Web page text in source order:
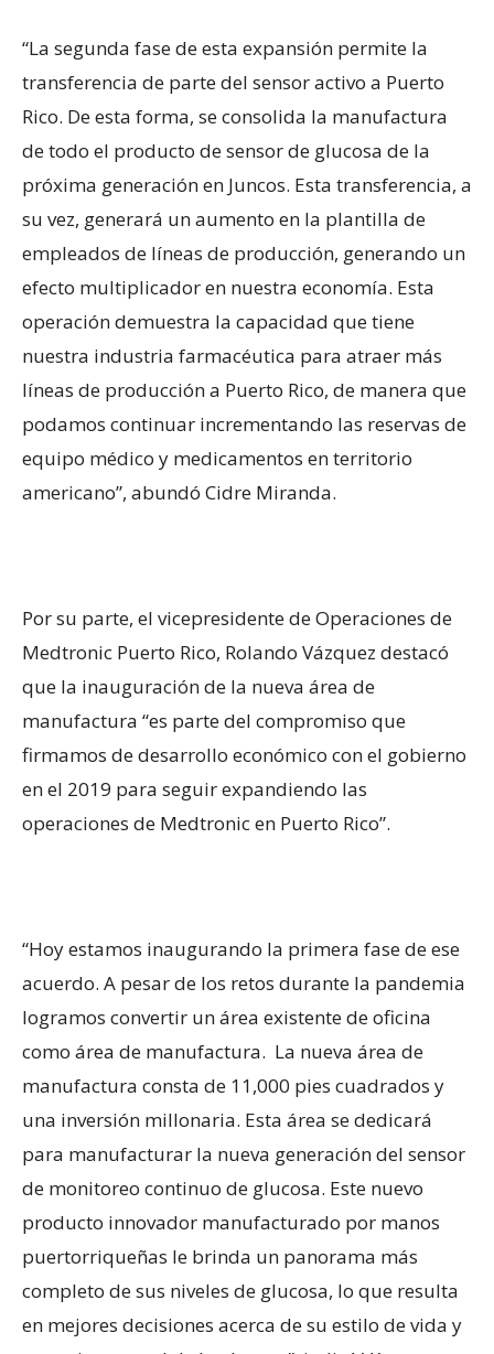
“La segunda fase de esta expansión permite la
transferencia de parte del sensor activo a Puerto
Rico. De esta forma, se consolida la manufactura
de todo el producto de sensor de glucosa de la
próxima generación en Juncos. Esta transferencia, a
su vez, generará un aumento en la plantilla de
empleados de líneas de producción, generando un
efecto multiplicador en nuestra economía. Esta
operación demuestra la capacidad que tiene
nuestra industria farmacéutica para atraer más
líneas de producción a Puerto Rico, de manera que
podamos continuar incrementando las reservas de
equipo médico y medicamentos en territorio
americano”, abundó Cidre Miranda.
Por su parte, el vicepresidente de Operaciones de
Medtronic Puerto Rico, Rolando Vázquez destacó
que la inauguración de la nueva área de
manufactura “es parte del compromiso que
firmamos de desarrollo económico con el gobierno
en el 2019 para seguir expandiendo las
operaciones de Medtronic en Puerto Rico”.
“Hoy estamos inaugurando la primera fase de ese
acuerdo. A pesar de los retos durante la pandemia
logramos convertir un área existente de oficina
como área de manufactura. La nueva área de
manufactura consta de 11,000 pies cuadrados y
una inversión millonaria. Esta área se dedicará
para manufacturar la nueva generación del sensor
de monitoreo continuo de glucosa. Este nuevo
producto innovador manufacturado por manos
puertorriqueñas le brinda un panorama más
completo de sus niveles de glucosa, lo que resulta
en mejores decisiones acerca de su estilo de vida y